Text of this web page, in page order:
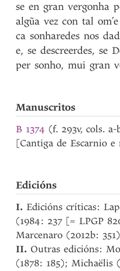
se en gran vergonha
algũa vez con tal om’e
ca sonharedes nos
e, se descreerdes, se
per sonho, mui gran
Manuscritos
B 1374 (f. 293v, cols.
[Cantiga de Escarnio
Edicións
I. Edicións críticas:
(1984: 237 [= LPGP
Marcenaro (2012b:
II. Outras edicións:
(1878: 185); Michaëlis